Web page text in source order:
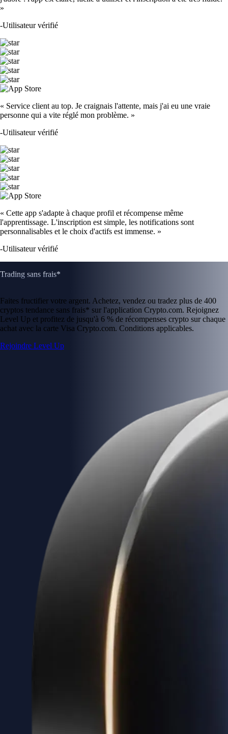
»
-Utilisateur vérifié
« Service client au top. Je craignais l'attente, mais j'ai eu une vraie
personne qui a vite réglé mon problème. »
-Utilisateur vérifié
« Cette app s'adapte à chaque profil et récompense même
l'apprentissage. L'inscription est simple, les notifications sont
personnalisables et le choix d'actifs est immense. »
-Utilisateur vérifié
Trading sans frais*
Faites fructifier votre argent. Achetez, vendez ou tradez plus de 400
cryptos tendance sans frais* sur l'application Crypto.com. Rejoignez
Level Up et profitez de jusqu'à 6 % de récompenses crypto sur chaque
achat avec la carte Visa Crypto.com. Conditions applicables.
Rejoindre Level Up